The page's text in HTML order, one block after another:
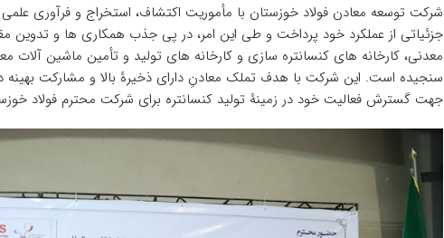
شرکت توسعه معادن فولاد خوزستان با مأموریت اکتشاف، استخراج و فرآوری علمی‫
جزئیاتی از عملکرد خود پرداخت و طی این امر، در پی جذب همکاری ‫ها و تدوین
معدنی، کارخانه های کنسانتره سازی و کارخانه های تولید و تأمین ماشین
سنجیده است. این شرکت با هدف تملک معادنِ دارای ذخیرۀ بالا و مشارکت بهینه
جهت گسترش فعالیت خود در زمینۀ تولید کنسانتره برای شرکت محترم فولاد